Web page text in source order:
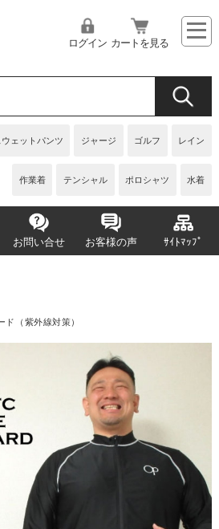
ウェットパンツ ジャージ ゴルフ レイン
作業着 テンシャル ポロシャツ 水着
ログイン カートを見る
お問い合せ お客様の声 ｻｲﾄﾏｯﾌﾟ
ド（紫外線対策）